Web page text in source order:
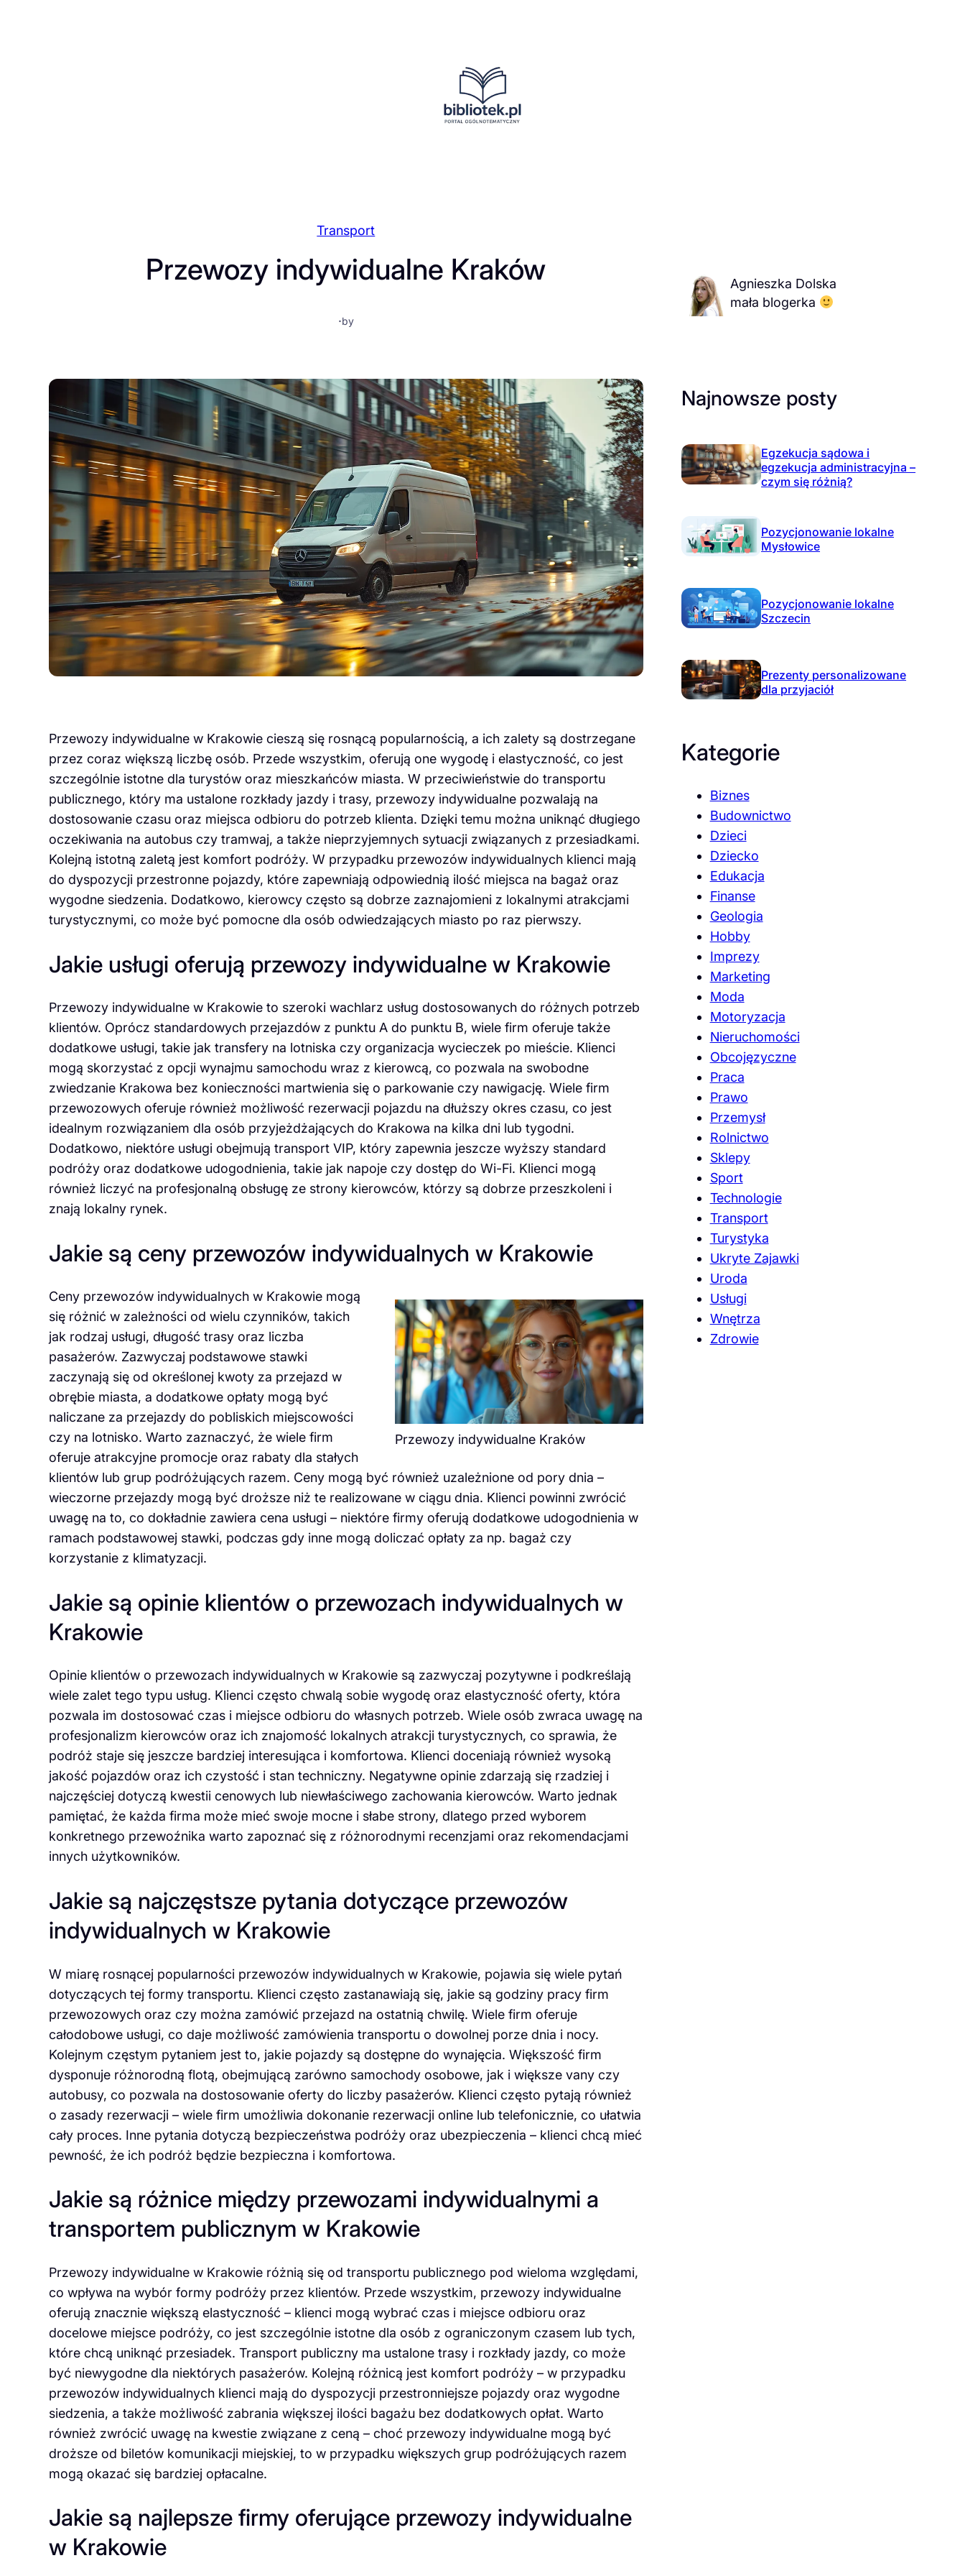
Transport
Przewozy indywidualne Kraków
·by
Przewozy indywidualne w Krakowie cieszą się rosnącą popularnością, a ich zalety są dostrzegane
przez coraz większą liczbę osób. Przede wszystkim, oferują one wygodę i elastyczność, co jest
szczególnie istotne dla turystów oraz mieszkańców miasta. W przeciwieństwie do transportu
publicznego, który ma ustalone rozkłady jazdy i trasy, przewozy indywidualne pozwalają na
dostosowanie czasu oraz miejsca odbioru do potrzeb klienta. Dzięki temu można uniknąć długiego
oczekiwania na autobus czy tramwaj, a także nieprzyjemnych sytuacji związanych z przesiadkami.
Kolejną istotną zaletą jest komfort podróży. W przypadku przewozów indywidualnych klienci mają
do dyspozycji przestronne pojazdy, które zapewniają odpowiednią ilość miejsca na bagaż oraz
wygodne siedzenia. Dodatkowo, kierowcy często są dobrze zaznajomieni z lokalnymi atrakcjami
turystycznymi, co może być pomocne dla osób odwiedzających miasto po raz pierwszy.
Jakie usługi oferują przewozy indywidualne w Krakowie
Przewozy indywidualne w Krakowie to szeroki wachlarz usług dostosowanych do różnych potrzeb
klientów. Oprócz standardowych przejazdów z punktu A do punktu B, wiele firm oferuje także
dodatkowe usługi, takie jak transfery na lotniska czy organizacja wycieczek po mieście. Klienci
mogą skorzystać z opcji wynajmu samochodu wraz z kierowcą, co pozwala na swobodne
zwiedzanie Krakowa bez konieczności martwienia się o parkowanie czy nawigację. Wiele firm
przewozowych oferuje również możliwość rezerwacji pojazdu na dłuższy okres czasu, co jest
idealnym rozwiązaniem dla osób przyjeżdżających do Krakowa na kilka dni lub tygodni.
Dodatkowo, niektóre usługi obejmują transport VIP, który zapewnia jeszcze wyższy standard
podróży oraz dodatkowe udogodnienia, takie jak napoje czy dostęp do Wi-Fi. Klienci mogą
również liczyć na profesjonalną obsługę ze strony kierowców, którzy są dobrze przeszkoleni i
znają lokalny rynek.
Jakie są ceny przewozów indywidualnych w Krakowie
Przewozy indywidualne Kraków
Ceny przewozów indywidualnych w Krakowie mogą
się różnić w zależności od wielu czynników, takich
jak rodzaj usługi, długość trasy oraz liczba
pasażerów. Zazwyczaj podstawowe stawki
zaczynają się od określonej kwoty za przejazd w
obrębie miasta, a dodatkowe opłaty mogą być
naliczane za przejazdy do pobliskich miejscowości
czy na lotnisko. Warto zaznaczyć, że wiele firm
oferuje atrakcyjne promocje oraz rabaty dla stałych
klientów lub grup podróżujących razem. Ceny mogą być również uzależnione od pory dnia –
wieczorne przejazdy mogą być droższe niż te realizowane w ciągu dnia. Klienci powinni zwrócić
uwagę na to, co dokładnie zawiera cena usługi – niektóre firmy oferują dodatkowe udogodnienia w
ramach podstawowej stawki, podczas gdy inne mogą doliczać opłaty za np. bagaż czy
korzystanie z klimatyzacji.
Jakie są opinie klientów o przewozach indywidualnych w
Krakowie
Opinie klientów o przewozach indywidualnych w Krakowie są zazwyczaj pozytywne i podkreślają
wiele zalet tego typu usług. Klienci często chwalą sobie wygodę oraz elastyczność oferty, która
pozwala im dostosować czas i miejsce odbioru do własnych potrzeb. Wiele osób zwraca uwagę na
profesjonalizm kierowców oraz ich znajomość lokalnych atrakcji turystycznych, co sprawia, że
podróż staje się jeszcze bardziej interesująca i komfortowa. Klienci doceniają również wysoką
jakość pojazdów oraz ich czystość i stan techniczny. Negatywne opinie zdarzają się rzadziej i
najczęściej dotyczą kwestii cenowych lub niewłaściwego zachowania kierowców. Warto jednak
pamiętać, że każda firma może mieć swoje mocne i słabe strony, dlatego przed wyborem
konkretnego przewoźnika warto zapoznać się z różnorodnymi recenzjami oraz rekomendacjami
innych użytkowników.
Jakie są najczęstsze pytania dotyczące przewozów
indywidualnych w Krakowie
W miarę rosnącej popularności przewozów indywidualnych w Krakowie, pojawia się wiele pytań
dotyczących tej formy transportu. Klienci często zastanawiają się, jakie są godziny pracy firm
przewozowych oraz czy można zamówić przejazd na ostatnią chwilę. Wiele firm oferuje
całodobowe usługi, co daje możliwość zamówienia transportu o dowolnej porze dnia i nocy.
Kolejnym częstym pytaniem jest to, jakie pojazdy są dostępne do wynajęcia. Większość firm
dysponuje różnorodną flotą, obejmującą zarówno samochody osobowe, jak i większe vany czy
autobusy, co pozwala na dostosowanie oferty do liczby pasażerów. Klienci często pytają również
o zasady rezerwacji – wiele firm umożliwia dokonanie rezerwacji online lub telefonicznie, co ułatwia
cały proces. Inne pytania dotyczą bezpieczeństwa podróży oraz ubezpieczenia – klienci chcą mieć
pewność, że ich podróż będzie bezpieczna i komfortowa.
Jakie są różnice między przewozami indywidualnymi a
transportem publicznym w Krakowie
Przewozy indywidualne w Krakowie różnią się od transportu publicznego pod wieloma względami,
co wpływa na wybór formy podróży przez klientów. Przede wszystkim, przewozy indywidualne
oferują znacznie większą elastyczność – klienci mogą wybrać czas i miejsce odbioru oraz
docelowe miejsce podróży, co jest szczególnie istotne dla osób z ograniczonym czasem lub tych,
które chcą uniknąć przesiadek. Transport publiczny ma ustalone trasy i rozkłady jazdy, co może
być niewygodne dla niektórych pasażerów. Kolejną różnicą jest komfort podróży – w przypadku
przewozów indywidualnych klienci mają do dyspozycji przestronniejsze pojazdy oraz wygodne
siedzenia, a także możliwość zabrania większej ilości bagażu bez dodatkowych opłat. Warto
również zwrócić uwagę na kwestie związane z ceną – choć przewozy indywidualne mogą być
droższe od biletów komunikacji miejskiej, to w przypadku większych grup podróżujących razem
mogą okazać się bardziej opłacalne.
Jakie są najlepsze firmy oferujące przewozy indywidualne
w Krakowie
Agnieszka Dolska
mała blogerka
Najnowsze posty
Egzekucja sądowa i
egzekucja administracyjna –
czym się różnią?
Pozycjonowanie lokalne
Mysłowice
Pozycjonowanie lokalne
Szczecin
Prezenty personalizowane
dla przyjaciół
Kategorie
Biznes
Budownictwo
Dzieci
Dziecko
Edukacja
Finanse
Geologia
Hobby
Imprezy
Marketing
Moda
Motoryzacja
Nieruchomości
Obcojęzyczne
Praca
Prawo
Przemysł
Rolnictwo
Sklepy
Sport
Technologie
Transport
Turystyka
Ukryte Zajawki
Uroda
Usługi
Wnętrza
Zdrowie